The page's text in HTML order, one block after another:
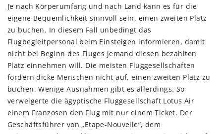
Je nach Körperumfang und nach Land kann es für die
eigene Bequemlichkeit sinnvoll sein, einen zweiten Platz
zu buchen. In diesem Fall unbedingt das
Flugbegleitpersonal beim Einsteigen informieren, damit
nicht bei Beginn des Fluges jemand diesen bezahlten
Platz einnehmen will. Die meisten Fluggesellschaften
fordern dicke Menschen nicht auf, einen zweiten Platz zu
buchen. Wenige Ausnahmen gibt es allerdings. So
verweigerte die ägyptische Fluggesellschaft Lotus Air
einem Franzosen den Flug mit nur einem Ticket. Der
Geschäftsführer von „Etape-Nouvelle“, dem